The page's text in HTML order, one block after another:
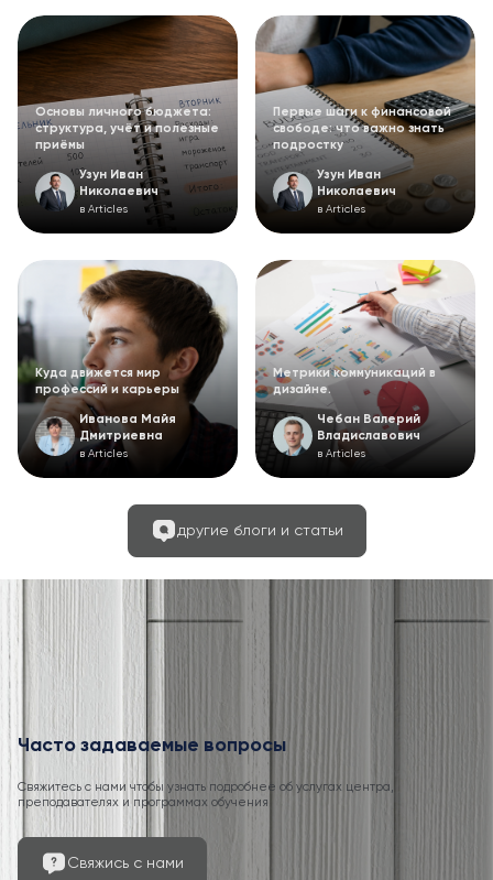
Основы личного бюджета:
структура, учёт и полезные
приёмы
Узун Иван
Николаевич
в Articles
Первые шаги к финансовой
свободе: что важно знать
подростку
Узун Иван
Николаевич
в Articles
Куда движется мир
профессий и карьеры
Иванова Майя
Дмитриевна
в Articles
Метрики коммуникаций в
дизайне.
Чебан Валерий
Владиславович
в Articles
другие блоги и статьи
Часто задаваемые вопросы
Свяжитесь с нами чтобы узнать подробнее об услугах центра,
преподавателях и программах обучения
Свяжись с нами